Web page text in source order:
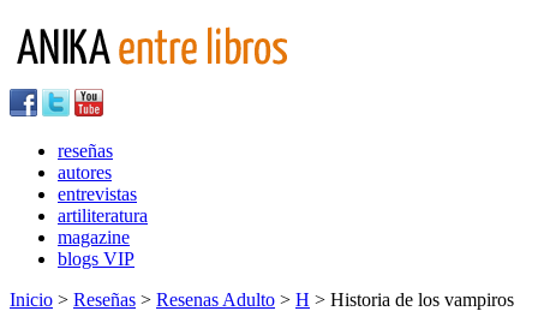
reseñas
autores
entrevistas
artiliteratura
magazine
blogs VIP
Inicio > Reseñas > Resenas Adulto > H > Historia de los vampiros